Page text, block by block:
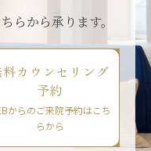
らから承ります。
料カウンセリング
予約
からのご来院予約はこち
らから